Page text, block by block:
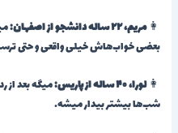
👩مریم، ۲۲ ساله دانشجو از اصفهان:
بعضی خواب‌هاش خیلی واقعی و حتی
👩لورا، ۴۰ ساله از پاریس:
میگه بعد
شب‌ها بیشتر بیدار میشه.